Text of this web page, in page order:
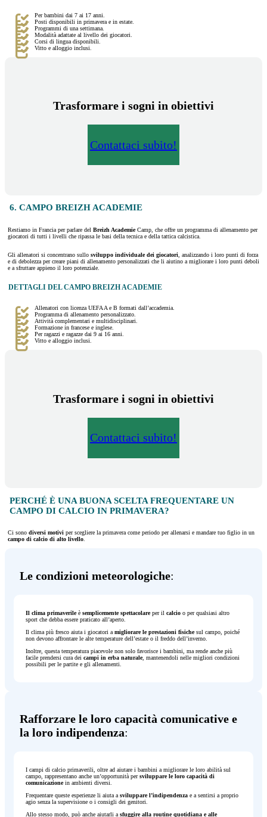
Per bambini dai 7 ai 17 anni.
Posti disponibili in primavera e in estate.
Programmi di una settimana.
Modalità adattate al livello dei giocatori.
Corsi di lingua disponibili.
Vitto e alloggio inclusi.
Trasformare i sogni in obiettivi
Contattaci subito!
6. CAMPO BREIZH ACADEMIE
Restiamo in Francia per parlare del Breizh AcademieCamp, che offre un programma di allenamento per
giocatori di tutti i livelli che ripassa le basi della tecnica e della tattica calcistica.
Gli allenatori si concentrano sullo sviluppo individuale dei giocatori , analizzando i loro punti di forza
e di debolezza per creare piani di allenamento personalizzati che li aiutino a migliorare i loro punti deboli
e a sfruttare appieno il loro potenziale.
DETTAGLI DEL CAMPO BREIZH ACADEMIE
Allenatori con licenza UEFA A e B formati dall’accademia.
Programma di allenamento personalizzato.
Attività complementari e multidisciplinari.
Formazione in francese e inglese.
Per ragazzi e ragazze dai 9 ai 16 anni.
Vitto e alloggio inclusi.
Trasformare i sogni in obiettivi
Contattaci subito!
PERCHÉ È UNA BUONA SCELTA FREQUENTARE UN
CAMPO DI CALCIO IN PRIMAVERA?
Ci sono diversi motivi per scegliere la primavera come periodo per allenarsi e mandare tuo figlio in un
campo di calcio di alto livello
Le condizioni meteorologiche:
Il clima primaverileè semplicemente spettacolareper il calcio o per qualsiasi altro
sport che debba essere praticato all’aperto.
Il clima più fresco aiuta i giocatori a migliorare le prestazioni fisichesul campo, poiché
non devono affrontare le alte temperature dell’estate o il freddo dell’inverno.
Inoltre, questa temperatura piacevole non solo favorisce i bambini, ma rende anche più
facile prendersi cura dei campi in erba naturale, mantenendoli nelle migliori condizioni
possibili per le partite e gli allenamenti.
Rafforzare le loro capacità comunicative e
la loro indipendenza:
I campi di calcio primaverili, oltre ad aiutare i bambini a migliorare le loro abilità sul
campo, rappresentano anche un’opportunità persviluppare le loro capacità di
comunicazionein ambienti diversi.
Frequentare queste esperienze li aiuta a sviluppare l’indipendenza e a sentirsi a proprio
agio senza la supervisione o i consigli dei genitori.
Allo stesso modo, può anche aiutarli a sfuggire alla routine quotidiana e alle